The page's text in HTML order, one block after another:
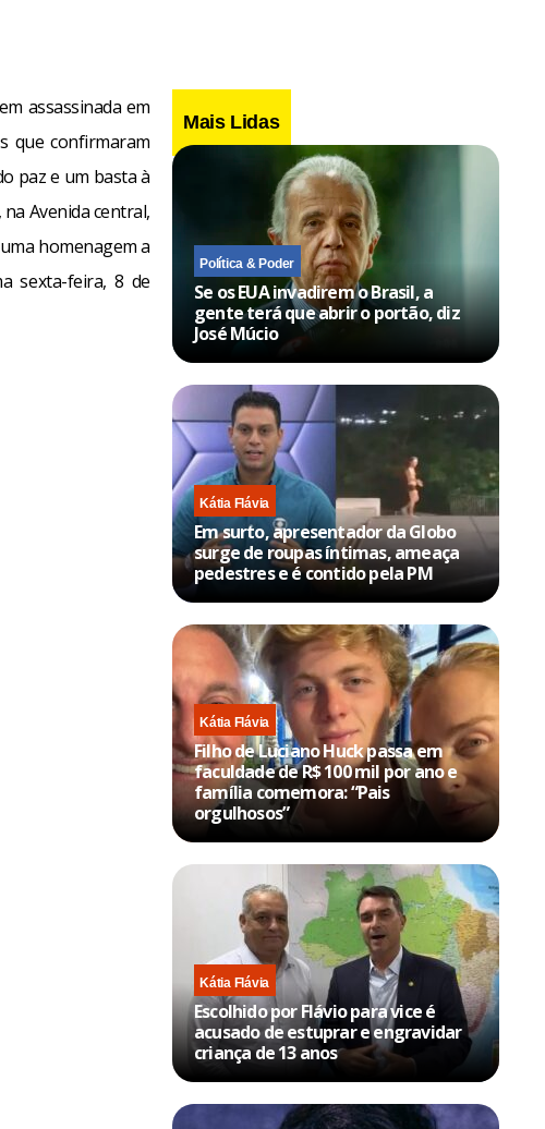
assassinada em
que confirmaram
paz e um basta à
Avenida central,
homenagem a
sexta-feira, 8 de
Mais Lidas
Política & Poder
Se os EUA invadirem o Brasil, a
gente terá que abrir o portão, diz
José Múcio
Kátia Flávia
Em surto, apresentador da Globo
surge de roupas íntimas, ameaça
pedestres e é contido pela PM
Kátia Flávia
Filho de Luciano Huck passa em
faculdade de R$ 100 mil por ano e
família comemora: “Pais
orgulhosos”
Kátia Flávia
Escolhido por Flávio para vice é
acusado de estuprar e engravidar
criança de 13 anos